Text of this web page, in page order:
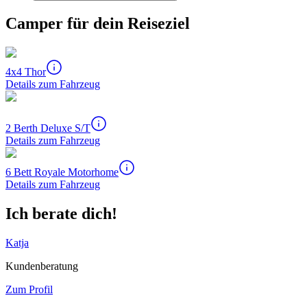
Camper für dein Reiseziel
4x4 Thor
Details zum Fahrzeug
2 Berth Deluxe S/T
Details zum Fahrzeug
6 Bett Royale Motorhome
Details zum Fahrzeug
Ich berate dich!
Katja
Kundenberatung
Zum Profil